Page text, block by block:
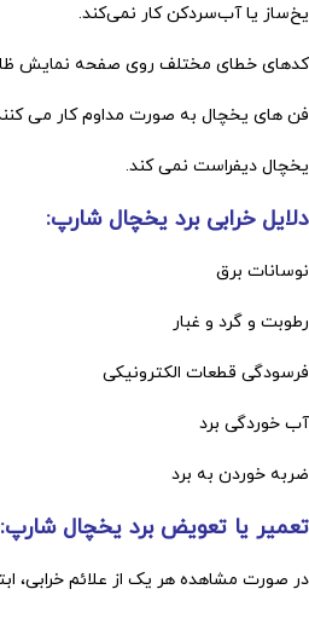
یخ‌ساز یا آب‌سردکن کار نمی‌کند.
کدهای خطای مختلف روی صفحه نمایش
فن های یخچال به صورت مداوم کار می
یخچال دیفراست نمی کند.
دلایل خرابی برد یخچال شارپ:
نوسانات برق
رطوبت و گرد و غبار
فرسودگی قطعات الکترونیکی
آب خوردگی برد
ضربه خوردن به برد
تعمیر یا تعویض برد یخچال شارپ:
در صورت مشاهده هر یک از علائم خرابی،